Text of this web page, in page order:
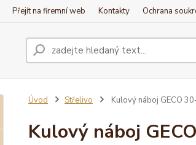
Přejít na firemní web Kontakty Ochrana
Úvod Střelivo Kulový náboj GECO
Kulový náboj